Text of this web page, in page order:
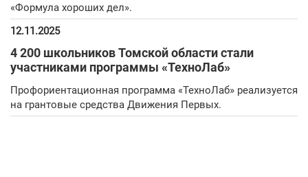
«Формула хороших дел».
12.11.2025
4 200 школьников Томской области стали
участниками программы «ТехноЛаб»
Профориентационная программа «ТехноЛаб» реализуется
на грантовые средства Движения Первых.